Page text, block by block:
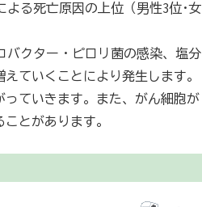
よる死亡原因の上位（男性3位･女
バクター・ピロリ菌の感染、塩分
ていくことにより発生します。
ていきます。また、がん細胞が
とがあります。